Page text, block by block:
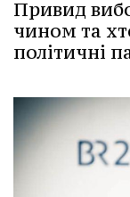
Привид
чином та
політичні